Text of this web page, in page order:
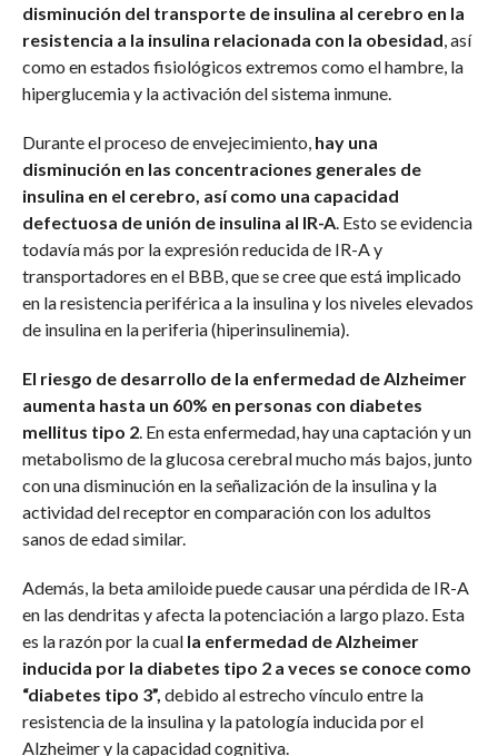
disminución del transporte de insulina al cerebro en la
resistencia a la insulina relacionada con la obesidad , así
como en estados fisiológicos extremos como el hambre, la
hiperglucemia y la activación del sistema inmune.
Durante el proceso de envejecimiento, hay una
disminución en las concentraciones generales de
insulina en el cerebro, así como una capacidad
defectuosa de unión de insulina al IR-A. Esto se evidencia
todavía más por la expresión reducida de IR-A y
transportadores en el BBB, que se cree que está implicado
en la resistencia periférica a la insulina y los niveles elevados
de insulina en la periferia (hiperinsulinemia).
El riesgo de desarrollo de la enfermedad de Alzheimer
aumenta hasta un 60% en personas con diabetes
mellitus tipo 2. En esta enfermedad, hay una captación y un
metabolismo de la glucosa cerebral mucho más bajos, junto
con una disminución en la señalización de la insulina y la
actividad del receptor en comparación con los adultos
sanos de edad similar.
Además, la beta amiloide puede causar una pérdida de IR-A
en las dendritas y afecta la potenciación a largo plazo. Esta
es la razón por la cual la enfermedad de Alzheimer
inducida por la diabetes tipo 2 a veces se conoce como
“diabetes tipo 3”, debido al estrecho vínculo entre la
resistencia de la insulina y la patología inducida por el
Alzheimer y la capacidad cognitiva.